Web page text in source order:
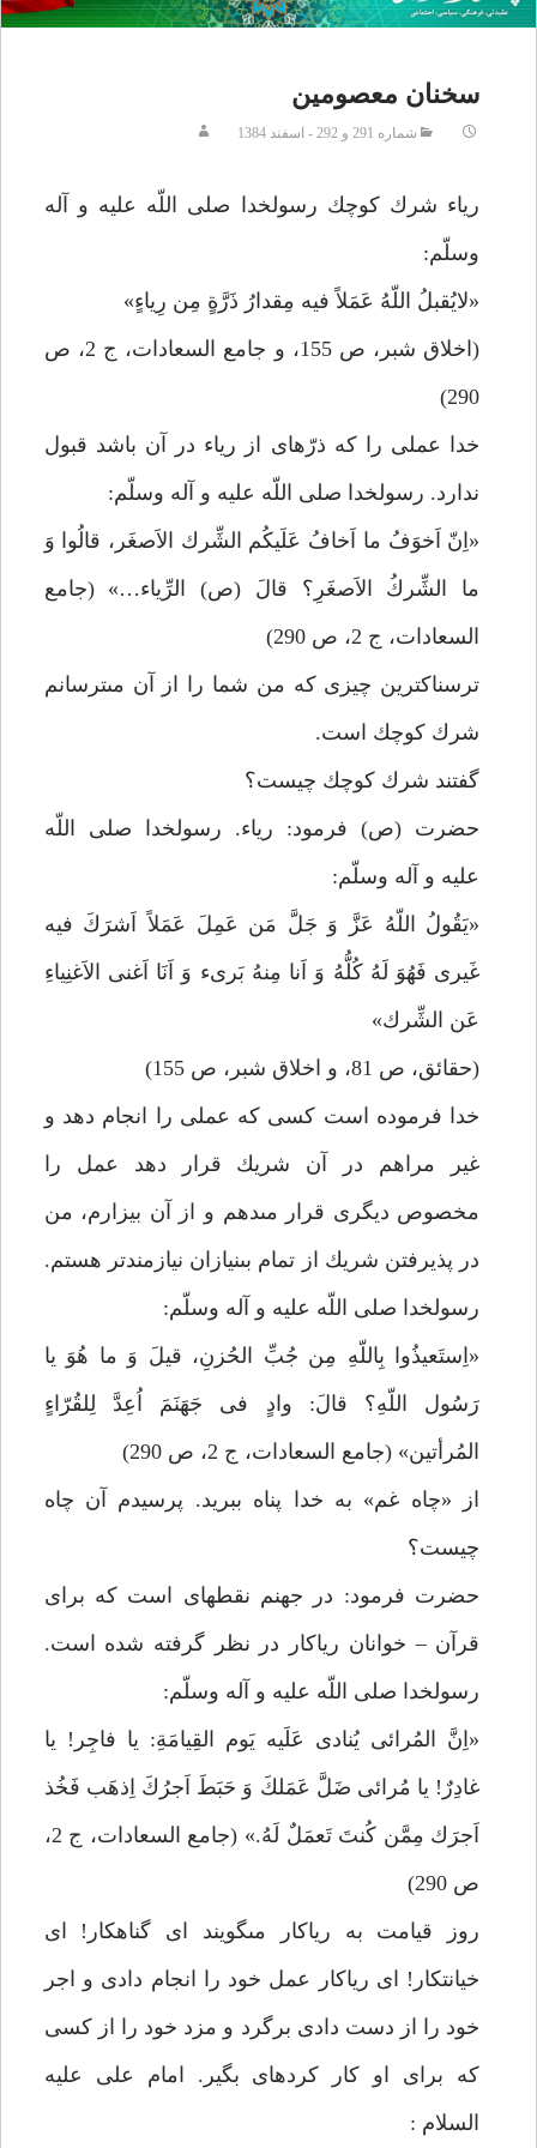
سخنان معصومين
شماره 291 و 292 - اسفند 1384
رياء شرك كوچك‏ رسولخدا صلى اللّه عليه و آله
وسلّم:
«لايُقبلُ اللّهُ عَمَلاً فيه مِقدارُ ذَرَّةٍ مِن رِياءٍ»
(اخلاق شبر، ص 155، و جامع السعادات، ج 2، ص
290)
خدا عملى را كه ذرّه‏اى از رياء در آن باشد قبول
ندارد. رسولخدا صلى اللّه عليه و آله وسلّم:
«اِنّ اَخوَفُ ما اَخافُ عَلَيكُم الشِّرك الاَصغَر، قالُوا وَ
ما الشِّركُ الاَصغَرِ؟ قالَ (ص) الرِّياء…» (جامع
السعادات، ج 2، ص 290)
ترسناك‏ترين چيزى كه من شما را از آن مى‏ترسانم
شرك كوچك است.
گفتند شرك كوچك چيست؟
حضرت (ص) فرمود: رياء. رسولخدا صلى اللّه
عليه و آله وسلّم:
«يَقُولُ اللّهُ عَزَّ وَ جَلَّ مَن عَمِلَ عَمَلاً اَشرَكَ فيه
غَيرى فَهُوَ لَهُ كُلُّهُ وَ اَنا مِنهُ بَرى‏ء وَ اَنَا اَغنى الاَغنِياءِ
عَن الشِّرك»
(حقائق، ص 81، و اخلاق شبر، ص 155)
خدا فرموده است كسى كه عملى را انجام دهد و
غير مراهم در آن شريك قرار دهد عمل را
مخصوص ديگرى قرار مى‏دهم و از آن بيزارم، من
در پذيرفتن شريك از تمام بى‏نيازان نيازمندتر هستم.
رسولخدا صلى اللّه عليه و آله وسلّم:
«اِستَعيذُوا بِاللّهِ مِن جُبِّ الحُزنِ، قيلَ وَ ما هُوَ يا
رَسُول اللّهِ؟ قالَ: وادٍ فى جَهَنَمَ اُعِدَّ لِلقُرّاءٍ
المُرأتين» (جامع السعادات، ج 2، ص 290)
از «چاه غم» به خدا پناه ببريد. پرسيدم آن چاه
چيست؟
حضرت فرمود: در جهنم نقطه‏اى است كه براى
قرآن – خوانان رياكار در نظر گرفته شده است.
رسولخدا صلى اللّه عليه و آله وسلّم:
«اِنَّ المُرائى يُنادى عَلَيه يَوم القِيامَةِ: يا فاجِر! يا
غادِرٌ! يا مُرائى ضَلَّ عَمَلكَ وَ حَبَطَ اَجرُكَ اِذهَب فَخُذ
اَجرَك مِمَّن كُنتَ تَعمَلٌ لَهُ.» (جامع السعادات، ج 2،
ص 290)
روز قيامت به رياكار مى‏گويند اى گناهكار! اى
خيانتكار! اى رياكار عمل خود را انجام دادى و اجر
خود را از دست دادى برگرد و مزد خود را از كسى
كه براى او كار كرده‏اى بگير. امام على عليه
السلام :